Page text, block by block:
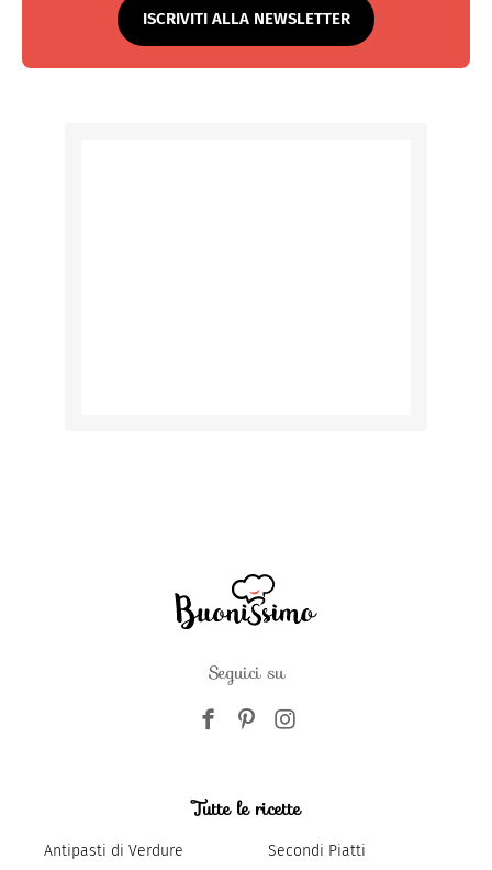
ISCRIVITI ALLA NEWSLETTER
Seguici su
Tutte le ricette
Antipasti di Verdure
Secondi Piatti